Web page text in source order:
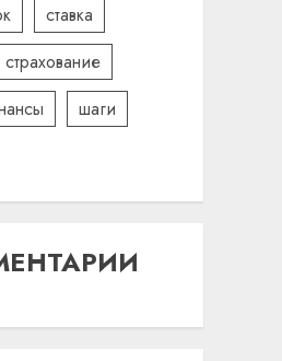
ставка
страхование
шаги